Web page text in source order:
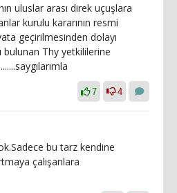
uluslar arası direk uçuşlara
kurulu kararının resmi
geçirilmesinden dolayı
bulunan Thy yetkililerine
7 4
bu tarz kendine
çalışanlara